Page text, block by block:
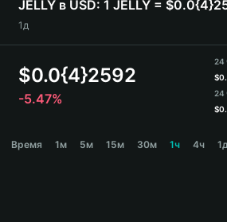
Bahasa Indonesia
ภาษาไทย
हिन्दी
Español
Português (Brasil)
JELLY в USD: 1 JELLY =
1д
$0.0{4}2592
-5.47%
24
$
24
$
Время 1м 5м 15м 30м 1ч 4ч 1д